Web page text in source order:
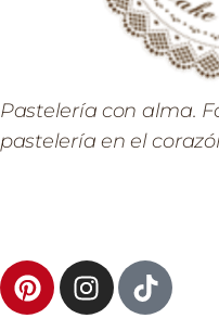
Pastelería con alma.
pastelería en el